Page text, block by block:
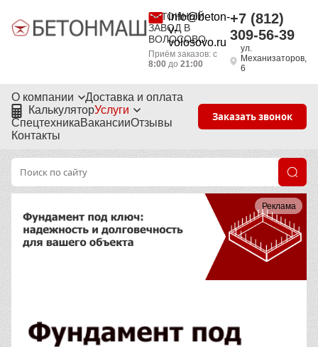
БЕТОННЫЙ
ЗАВОД В
ВОЛОСОВО
info@beton-
v-
volosovo.ru
Приём заказов: с
8:00 до 21:00
+7 (812)
309-56-39
ул.
Механизаторов,
6
О компании
Доставка и оплата
КалькуляторУслуги
СпецтехникаВакансииОтзывы
Контакты
Заказать звонок
Реклама